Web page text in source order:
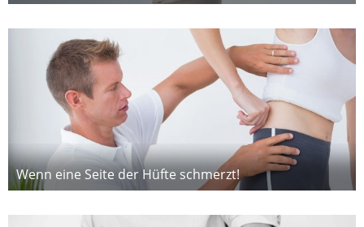
Wenn eine Seite der Hüfte schmerzt!